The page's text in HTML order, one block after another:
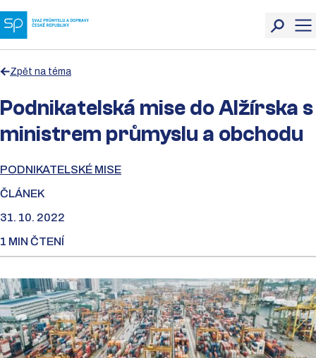
Zpět na téma
Podnikatelská mise do Alžírska s
ministrem průmyslu a obchodu
PODNIKATELSKÉ MISE
ČLÁNEK
31. 10. 2022
1 MIN ČTENÍ